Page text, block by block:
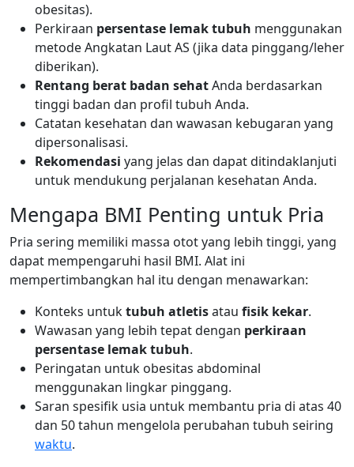
obesitas).
Perkiraan persentase lemak tubuh menggunakan
metode Angkatan Laut AS (jika data pinggang/leher
diberikan).
Rentang berat badan sehatAnda berdasarkan
tinggi badan dan profil tubuh Anda.
Catatan kesehatan dan wawasan kebugaran yang
dipersonalisasi.
Rekomendasi yang jelas dan dapat ditindaklanjuti
untuk mendukung perjalanan kesehatan Anda.
Mengapa BMI Penting untuk Pria
Pria sering memiliki massa otot yang lebih tinggi, yang
dapat mempengaruhi hasil BMI. Alat ini
mempertimbangkan hal itu dengan menawarkan:
Konteks untuktubuh atletisatau fisik kekar.
Wawasan yang lebih tepat dengan perkiraan
persentase lemak tubuh.
Peringatan untuk obesitas abdominal
menggunakan lingkar pinggang.
Saran spesifik usia untuk membantu pria di atas 40
dan 50 tahun mengelola perubahan tubuh seiring
waktu.